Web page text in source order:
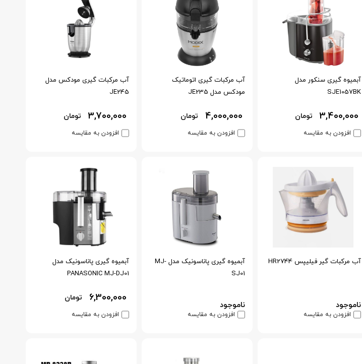
آبمیوه گیری سنکور مدل
SJE1057BK
3,400,000 تومان
افزودن به مقایسه
آب مرکبات گیری اتوماتیک
مودکس مدل JE235
4,000,000 تومان
افزودن به مقایسه
آب مرکبات گیری مودکس مدل
JE245
3,700,000 تومان
افزودن به مقایسه
آب مرکبات گیر فیلیپس HR2744
ناموجود
افزودن به مقایسه
آبمیوه گیری پاناسونیک مدل MJ-
SJ01
ناموجود
افزودن به مقایسه
آبمیوه گیری پاناسونیک مدل
PANASONIC MJ-DJ01
6,300,000 تومان
افزودن به مقایسه